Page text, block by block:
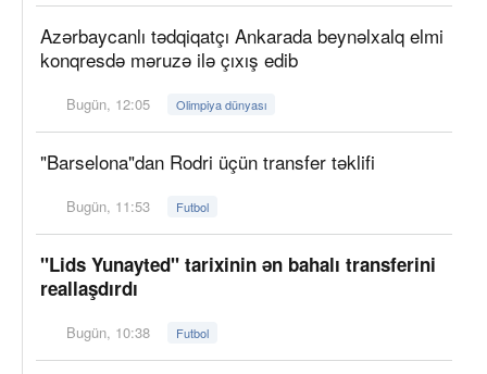
Azərbaycanlı tədqiqatçı Ankarada beynəlxalq elmi
konqresdə məruzə ilə çıxış edib
Bugün, 12:05 Olimpiya dünyası
"Barselona"dan Rodri üçün transfer təklifi
Bugün, 11:53 Futbol
"Lids Yunayted" tarixinin ən bahalı transferini
reallaşdırdı
Bugün, 10:38 Futbol